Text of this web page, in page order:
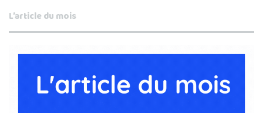
L’article du mois